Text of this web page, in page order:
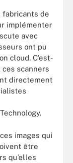
fabricants de
implémenter
avec
ont pu
cloud. C’est-
scanners
directement
images qui
être
qu’elles